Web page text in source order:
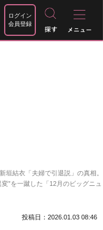
ログイン
会員登録
垣結衣「夫婦で引退説」の真相。
”を一蹴した「12月のビッグニュ
投稿日：2026.01.03 08:46